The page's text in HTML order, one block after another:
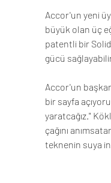
Accor'un yeni
büyük olan üç
patentli bir
gücü
Accor'un
bir sayfa
yaratcağız."
çağını
teknenin suya